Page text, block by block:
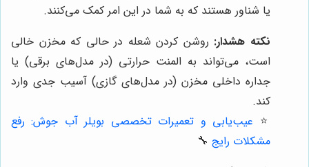
یا شناور هستند که به شما در این امر کمک می‌کنند.
نکته هشدار: روشن کردن شعله در حالی که مخزن خالی
است، می‌تواند به المنت حرارتی (در مدل‌های برقی) یا
جداره داخلی مخزن (در مدل‌های گازی) آسیب جدی وارد
کند.
⭐️ عیب‌یابی و تعمیرات تخصصی بویلر آب جوش: رفع
مشکلات رایج 🔧